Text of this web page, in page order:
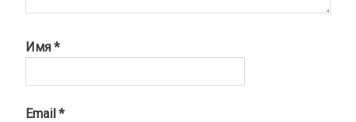
Имя *
Email *